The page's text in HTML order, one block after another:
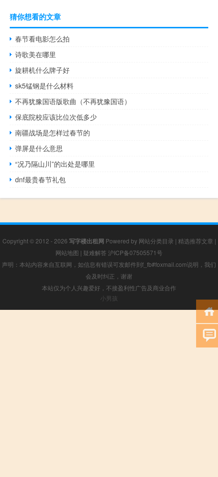
猜你想看的文章
春节看电影怎么拍
诗歌美在哪里
旋耕机什么牌子好
sk5锰钢是什么材料
不再犹豫国语版歌曲（不再犹豫国语）
保底院校应该比位次低多少
南疆战场是怎样过春节的
弹屏是什么意思
“况乃隔山川”的出处是哪里
dnf最贵春节礼包
Copyright © 2012 - 2026 写字楼出租网 Powered by 网站分类目录 | 精选推荐文章 |
网站地图 | 疑难解答 沪ICP备07505571号
声明：本站内容来自互联网，如信息有错误可发邮件到f_fb#foxmail.com说明，我们
会及时纠正，谢谢
本站仅为个人兴趣爱好，不接盈利性广告及商业合作
小男孩